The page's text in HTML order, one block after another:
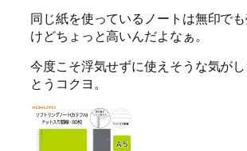
同じ紙を使っているノートは無印で
けどちょっと高いんだよなぁ。
今度こそ浮気せずに使えそうな気が
とうコクヨ。